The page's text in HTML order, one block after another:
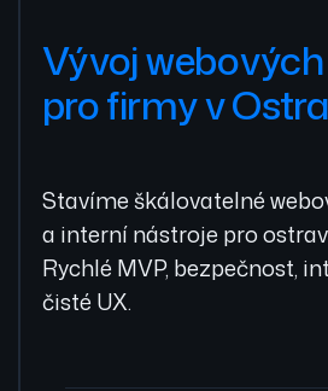
Vývoj
pro firmy v
Stavíme škálovatelné
a interní nástroje pro
Rychlé MVP, bezpečnost,
čisté UX.